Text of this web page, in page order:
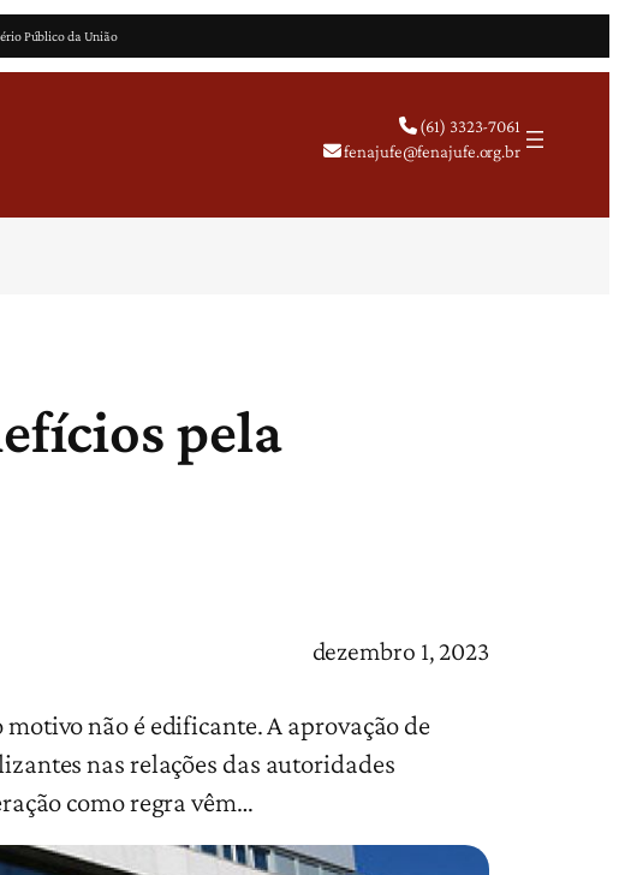
Público da União
(61) 3323-7061
fenajufe@fenajufe.org.br
pela
dezembro 1, 2023
não é edificante. A aprovação de
nas relações das autoridades
como regra vêm…